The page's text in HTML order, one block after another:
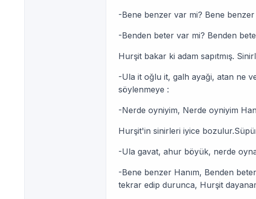
-Bene benzer var mi? Bene
-Benden beter var mi? Benden
Hurşit bakar ki adam sapıtmış.
-Ula it oğlu it, galh ayaği, atan ne
söylenmeye :
-Nerde oyniyim, Nerde oyniyim
Hurşit'in sinirleri iyice
-Ula gavat, ahur böyük, nerde
-Bene benzer Hanım, Benden
tekrar edip durunca, Hurşit